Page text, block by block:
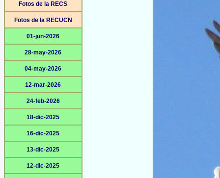
Fotos de la RECS
Fotos de la RECUCN
01-jun-2026
28-may-2026
04-may-2026
12-mar-2026
24-feb-2026
18-dic-2025
16-dic-2025
13-dic-2025
12-dic-2025